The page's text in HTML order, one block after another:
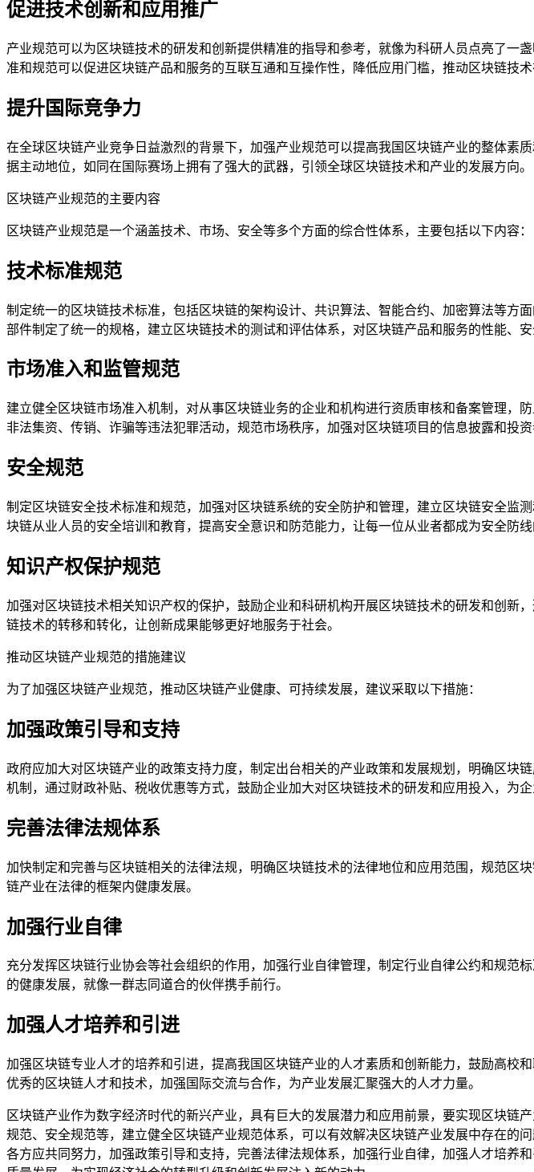
促进技术创新和应用推广
产业规范可以为区块链技术的研发和创新提供精准的指导和参考，就像为科研人员点亮了
准和规范可以促进区块链产品和服务的互联互通和互操作性，降低应用门槛，推动区块链技
提升国际竞争力
在全球区块链产业竞争日益激烈的背景下，加强产业规范可以提高我国区块链产业的整体素
据主动地位，如同在国际赛场上拥有了强大的武器，引领全球区块链技术和产业的发展方向。
区块链产业规范的主要内容
区块链产业规范是一个涵盖技术、市场、安全等多个方面的综合性体系，主要包括以下内容：
技术标准规范
制定统一的区块链技术标准，包括区块链的架构设计、共识算法、智能合约、加密算法等
部件制定了统一的规格，建立区块链技术的测试和评估体系，对区块链产品和服务的性能、
市场准入和监管规范
建立健全区块链市场准入机制，对从事区块链业务的企业和机构进行资质审核和备案管理
非法集资、传销、诈骗等违法犯罪活动，规范市场秩序，加强对区块链项目的信息披露和投
安全规范
制定区块链安全技术标准和规范，加强对区块链系统的安全防护和管理，建立区块链安全监
块链从业人员的安全培训和教育，提高安全意识和防范能力，让每一位从业者都成为安全防线
知识产权保护规范
加强对区块链技术相关知识产权的保护，鼓励企业和科研机构开展区块链技术的研发和创
链技术的转移和转化，让创新成果能够更好地服务于社会。
推动区块链产业规范的措施建议
为了加强区块链产业规范，推动区块链产业健康、可持续发展，建议采取以下措施：
加强政策引导和支持
政府应加大对区块链产业的政策支持力度，制定出台相关的产业政策和发展规划，明确区
机制，通过财政补贴、税收优惠等方式，鼓励企业加大对区块链技术的研发和应用投入，为企
完善法律法规体系
加快制定和完善与区块链相关的法律法规，明确区块链技术的法律地位和应用范围，规范
链产业在法律的框架内健康发展。
加强行业自律
充分发挥区块链行业协会等社会组织的作用，加强行业自律管理，制定行业自律公约和规
的健康发展，就像一群志同道合的伙伴携手前行。
加强人才培养和引进
加强区块链专业人才的培养和引进，提高我国区块链产业的人才素质和创新能力，鼓励高
优秀的区块链人才和技术，加强国际交流与合作，为产业发展汇聚强大的人才力量。
区块链产业作为数字经济时代的新兴产业，具有巨大的发展潜力和应用前景，要实现区块
规范、安全规范等，建立健全区块链产业规范体系，可以有效解决区块链产业发展中存在
各方应共同努力，加强政策引导和支持，完善法律法规体系，加强行业自律，加强人才培养